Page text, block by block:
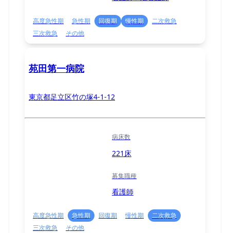
高度急性期 急性期 回復期 慢性期
二次救急
三次救急
その他
苑田第一病院
東京都足立区竹の塚4-1-12
病床数
221床
募集職種
看護師
高度急性期 急性期 回復期 慢性期
二次救急
三次救急
その他